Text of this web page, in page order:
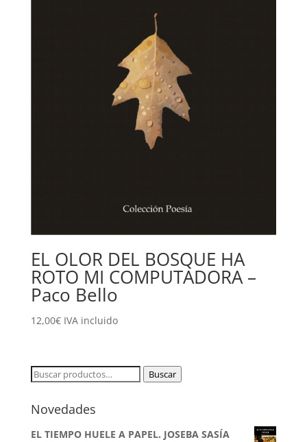
EL OLOR DEL BOSQUE HA
ROTO MI COMPUTADORA –
Paco Bello
12,00€ IVA incluido
Buscar
Buscar
Novedades
EL TIEMPO HUELE A PAPEL. JOSEBA SASÍA